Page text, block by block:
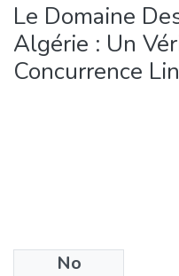
Le Domaine
Algérie : Un
Concurrence
No